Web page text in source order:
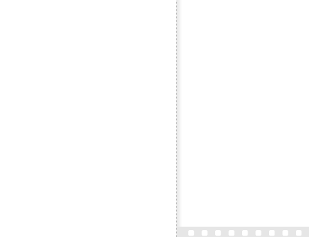
Εκπομπή 1η: "Έλα να σου πω".